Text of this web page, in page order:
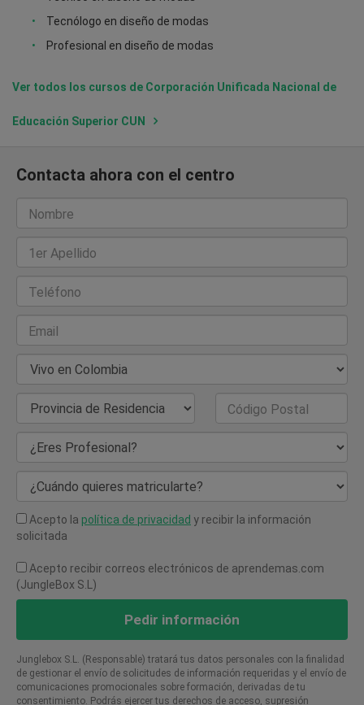
Tecnólogo en diseño de modas
Profesional en diseño de modas
Ver todos los cursos de Corporación Unificada Nacional de
Educación Superior CUN
Contacta ahora con el centro
Nombre
1er Apellido
Teléfono
Email
País de Residencia
Provincia de Residencia Código Postal
¿Eres Profesional?
¿Cuándo quieres matricularte?
Acepto la política de privacidad y recibir la información
solicitada
Acepto recibir correos electrónicos de aprendemas.com
(JungleBox S.L)
Pedir información
Junglebox S.L. (Responsable) tratará tus datos personales con la finalidad
de gestionar el envío de solicitudes de información requeridas y el envío de
comunicaciones promocionales sobre formación, derivadas de tu
consentimiento. Podrás ejercer tus derechos de acceso, supresión